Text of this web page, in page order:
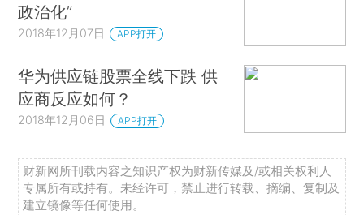
政治化”
2018年12月07日 APP打开
华为供应链股票全线下跌 供
应商反应如何？
2018年12月06日 APP打开
财新网所刊载内容之知识产权为财新传媒及/或相关权利人
专属所有或持有。未经许可，禁止进行转载、摘编、复制及
建立镜像等任何使用。